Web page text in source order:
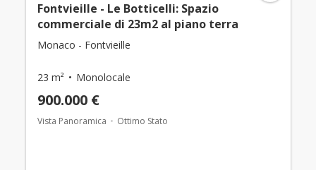
Fontvieille - Le Botticelli: Spazio
commerciale di 23m2 al piano terra
Monaco - Fontvieille
23 m² Monolocale
900.000 €
Vista Panoramica Ottimo Stato